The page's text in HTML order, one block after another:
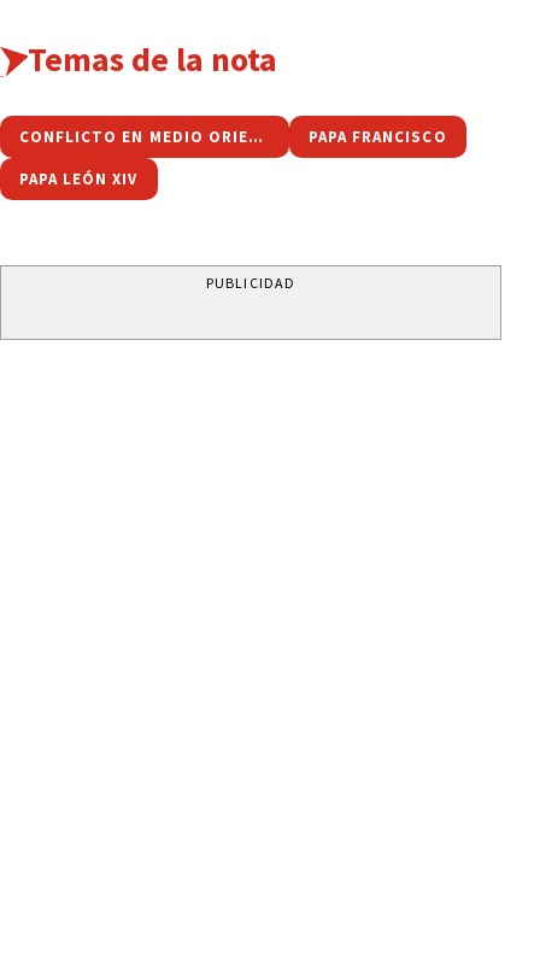
Temas de la nota
CONFLICTO EN MEDIO ORIENTE PAPA FRANCISCO
PAPA LEÓN XIV
PUBLICIDAD